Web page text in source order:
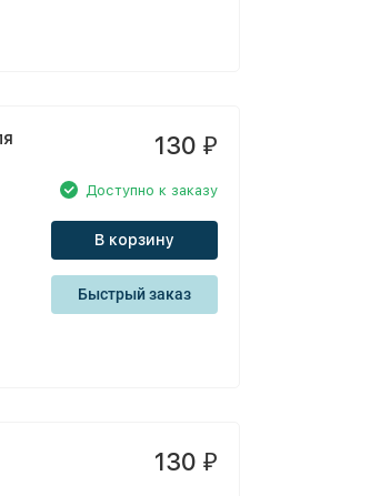
130 ₽
Доступно к заказу
В корзину
Быстрый заказ
130 ₽